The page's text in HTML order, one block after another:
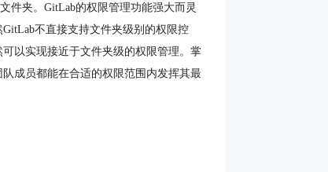
件夹。GitLab的权限管理功能强大而灵
不直接支持文件夹级别的权限控
以实现接近于文件夹级的权限管理。掌
成员都能在合适的权限范围内发挥其最